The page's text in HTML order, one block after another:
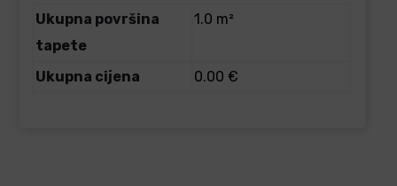
Ukupna površina
tapete
1.0 m²
Ukupna cijena 0.00 €